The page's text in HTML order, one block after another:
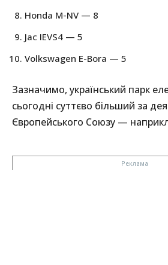
Honda M-NV — 8
Jac IEVS4 — 5
Volkswagen E-Bora — 5
Зазначимо, український парк
сьогодні суттєво більший за
Європейського Союзу —